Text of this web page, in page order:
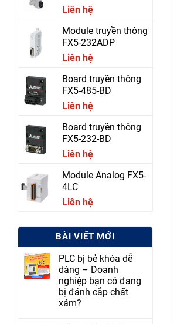
Liên hệ
Module truyền thông
FX5-232ADP
Liên hệ
Board truyền thông
FX5-485-BD
Liên hệ
Board truyền thông
FX5-232-BD
Liên hệ
Module Analog FX5-
4LC
Liên hệ
BÀI VIẾT MỚI
PLC bị bẻ khóa dễ
dàng – Doanh
nghiệp bạn có đang
bị đánh cắp chất
xám?